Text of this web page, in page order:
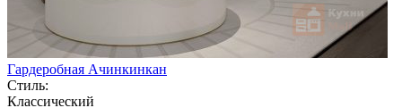
Гардеробная Ачинкинкан
Стиль:
Классический